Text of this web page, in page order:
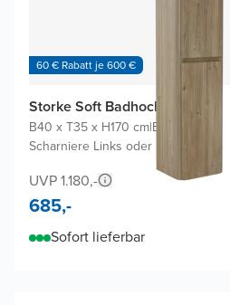
60 € Rabatt je 600 €
Storke Soft Badhochschrank
B40 x T35 x H170 cm|Eiche rauh
Scharniere Links oder Rechts
UVP 1.180,-
685,-
Sofort lieferbar